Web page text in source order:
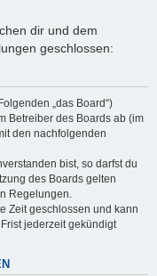
dir und dem
geschlossen:
„das Board“)
Betreiber des Boards ab (im
den nachfolgenden
bist, so darfst du
des Boards gelten
Regelungen.
Zeit geschlossen und kann
jederzeit gekündigt